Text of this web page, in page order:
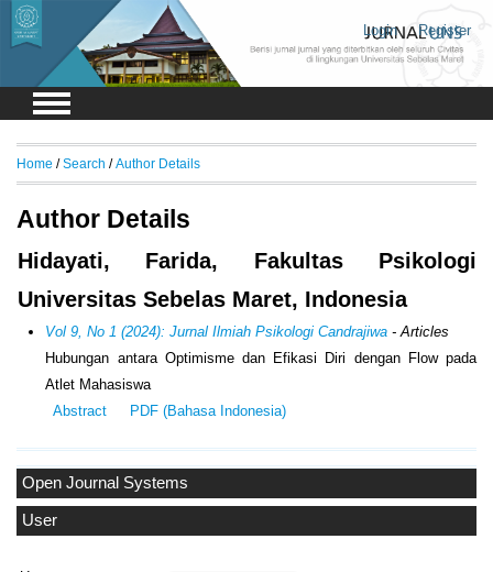
Login Register
Open Journal Systems
User
Home /Search /Author Details
Author Details
Hidayati, Farida, Fakultas Psikologi
Universitas Sebelas Maret, Indonesia
Vol 9, No 1 (2024): Jurnal Ilmiah Psikologi Candrajiwa - Articles
Hubungan antara Optimisme dan Efikasi Diri dengan Flow pada
Atlet Mahasiswa
Abstract
PDF (Bahasa Indonesia)